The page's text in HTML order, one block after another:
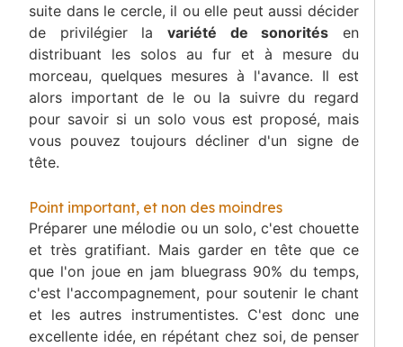
suite dans le cercle, il ou elle peut aussi décider
de privilégier la variété de sonorités en
distribuant les solos au fur et à mesure du
morceau, quelques mesures à l'avance. Il est
alors important de le ou la suivre du regard
pour savoir si un solo vous est proposé, mais
vous pouvez toujours décliner d'un signe de
tête.
Point important, et non des moindres
Préparer une mélodie ou un solo, c'est chouette
et très gratifiant. Mais garder en tête que ce
que l'on joue en jam bluegrass 90% du temps,
c'est l'accompagnement, pour soutenir le chant
et les autres instrumentistes. C'est donc une
excellente idée, en répétant chez soi, de penser